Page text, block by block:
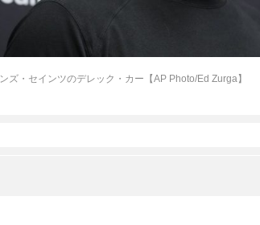
ズ・セインツのデレック・カー【AP Photo/Ed Zurga】